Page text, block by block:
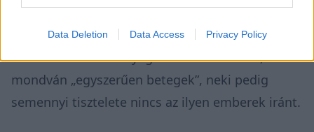
Data Deletion Data Access Privacy Policy
Wolff, aki ezután élesen bírálta a közösségi
médiában Antonellit zaklató, esetenként az
olasznak halálos fenyegetéseket küldőket,
mondván „egyszerűen betegek”, neki pedig
semennyi tisztelete nincs az ilyen emberek iránt.